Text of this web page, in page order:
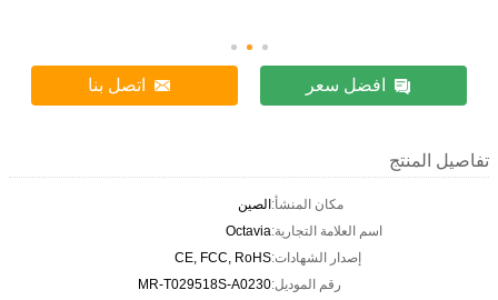
افضل سعر اتصل بنا
تفاصيل المنتج
مكان المنشأ:الصين
اسم العلامة التجارية:Octavia
إصدار الشهادات:CE, FCC, RoHS
رقم الموديل:MR-T029518S-A0230